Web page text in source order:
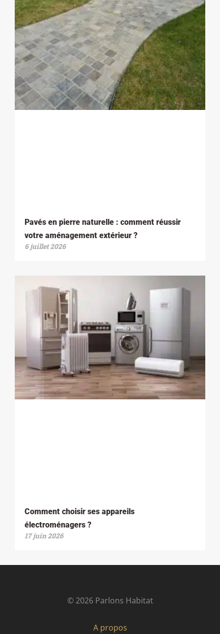
Pavés en pierre naturelle : comment réussir
votre aménagement extérieur ?
6 juillet 2026
Comment choisir ses appareils
électroménagers ?
17 juin 2026
© 2026 Parlons Habitat
A propos